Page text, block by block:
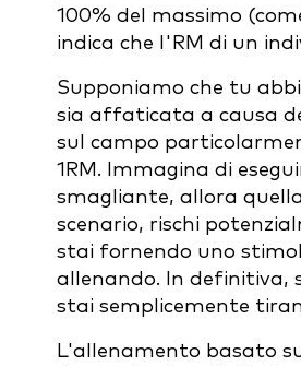
100% del massimo
indica che l'RM di un
Supponiamo che tu
sia affaticata a causa
sul campo
1RM. Immagina di
smagliante, allora
scenario, rischi
stai fornendo uno
allenando. In definitiva,
stai semplicemente
L'allenamento basato